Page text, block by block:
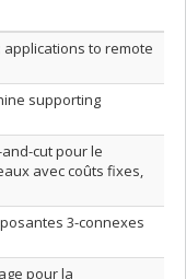
applications to remote
supporting
cut pour le
avec coûts fixes,
3-connexes
pour la